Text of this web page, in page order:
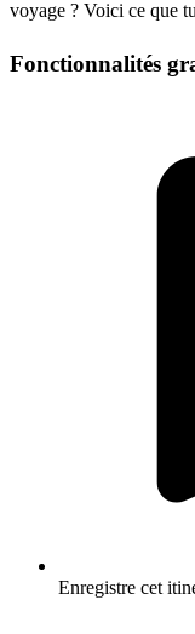
voyage ? Voici ce que
Fonctionnalités
Enregistre cet